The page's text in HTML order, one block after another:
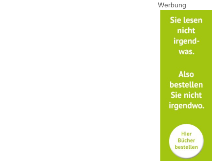
Werbung